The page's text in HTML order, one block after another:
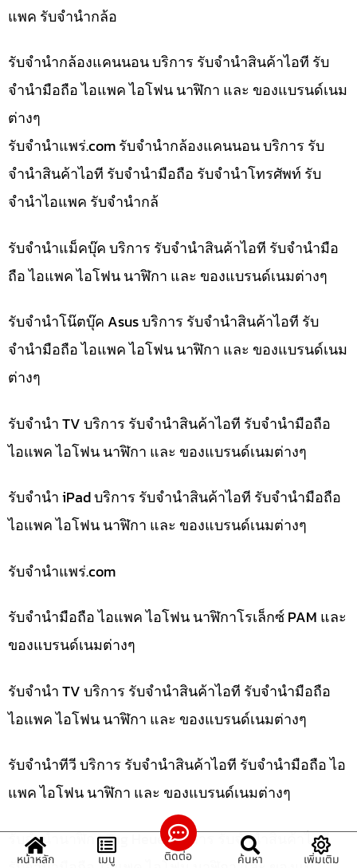
แพค รับจำนำกล้อ
รับจำนำกล้องแคนนอน บริการ รับจำนำสินค้าไอที รับ
จำนำมือถือ ไอแพค ไอโฟน นาฬิกา และ ของแบรนด์เนม
ต่างๆ
รับจํานําแพร่.com รับจำนำกล้องแคนนอน บริการ รับ
จำนำสินค้าไอที รับจำนำมือถือ รับจำนำโทรศัพท์ รับ
จำนำไอแพค รับจำนำกล้
รับจำนำแม็คบุ๊ค บริการ รับจำนำสินค้าไอที รับจำนำมือ
ถือ ไอแพค ไอโฟน นาฬิกา และ ของแบรนด์เนมต่างๆ
รับจำนำโน๊ตบุ๊ค Asus บริการ รับจำนำสินค้าไอที รับ
จำนำมือถือ ไอแพค ไอโฟน นาฬิกา และ ของแบรนด์เนม
ต่างๆ
รับจำนำ TV บริการ รับจำนำสินค้าไอที รับจำนำมือถือ
ไอแพค ไอโฟน นาฬิกา และ ของแบรนด์เนมต่างๆ
รับจำนำ iPad บริการ รับจำนำสินค้าไอที รับจำนำมือถือ
ไอแพค ไอโฟน นาฬิกา และ ของแบรนด์เนมต่างๆ
รับจํานําแพร่.com
รับจำนำมือถือ ไอแพค ไอโฟน นาฬิกาโรเล็กซ์ PAM และ
ของแบรนด์เนมต่างๆ
รับจำนำ TV บริการ รับจำนำสินค้าไอที รับจำนำมือถือ
ไอแพค ไอโฟน นาฬิกา และ ของแบรนด์เนมต่างๆ
รับจำนำทีวี บริการ รับจำนำสินค้าไอที รับจำนำมือถือ ไอ
แพค ไอโฟน นาฬิกา และ ของแบรนด์เนมต่างๆ
รับจำนำนาฬิกา Tag Heuer บริการ รับจำนำสินค้าไอที
หน้าหลัก เมนู ติดต่อ ค้นหา เพิ่มเติม